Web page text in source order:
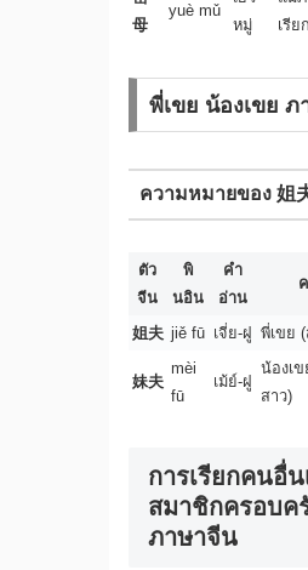
母
yuè mǔ
หมู่
เรีย
พี่เขย น้องเขย
ความหมายของ 姐
ตัว
จีน
พิ
นอิน
คำ
อ่าน
姐夫 jiě fū เจี่ย-ฝู พี่เขย
妹夫
mèi
fū
เม้ย์-ฝู
น้องเ
สาว)
การเรียกคนอื่
สมาชิกครอบค
ภาษาจีน